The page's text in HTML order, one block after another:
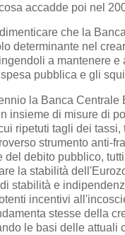
accadde poi nel
che la
determinante nel
a mantenere e
pubblica e gli
la Banca Centrale
insieme di misure di
ripetuti tagli dei tassi,
strumento anti-
del debito pubblico,
la stabilità
stabilità e
incentivi
stesse della
le basi delle attuali